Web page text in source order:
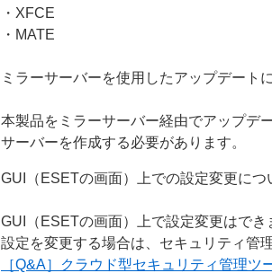
・XFCE
・MATE
ミラーサーバーを使用したアップデート
本製品をミラーサーバー経由でアップデ
サーバーを作成する必要があります。
GUI（ESETの画面）上での設定変更につ
GUI（ESETの画面）上で設定変更はでき
設定を変更する場合は、セキュリティ管
［Q&A］クラウド型セキュリティ管理